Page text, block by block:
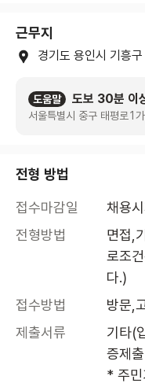
근무지
경기도 용인시 기흥구
도움말 도보 30분 이
서울특별시 중구 태평로1
전형 방법
접수마감일
채용시
전형방법
면접,
로조
다.)
접수방법
방문,
제출서류
기타(
증제출
* 주민